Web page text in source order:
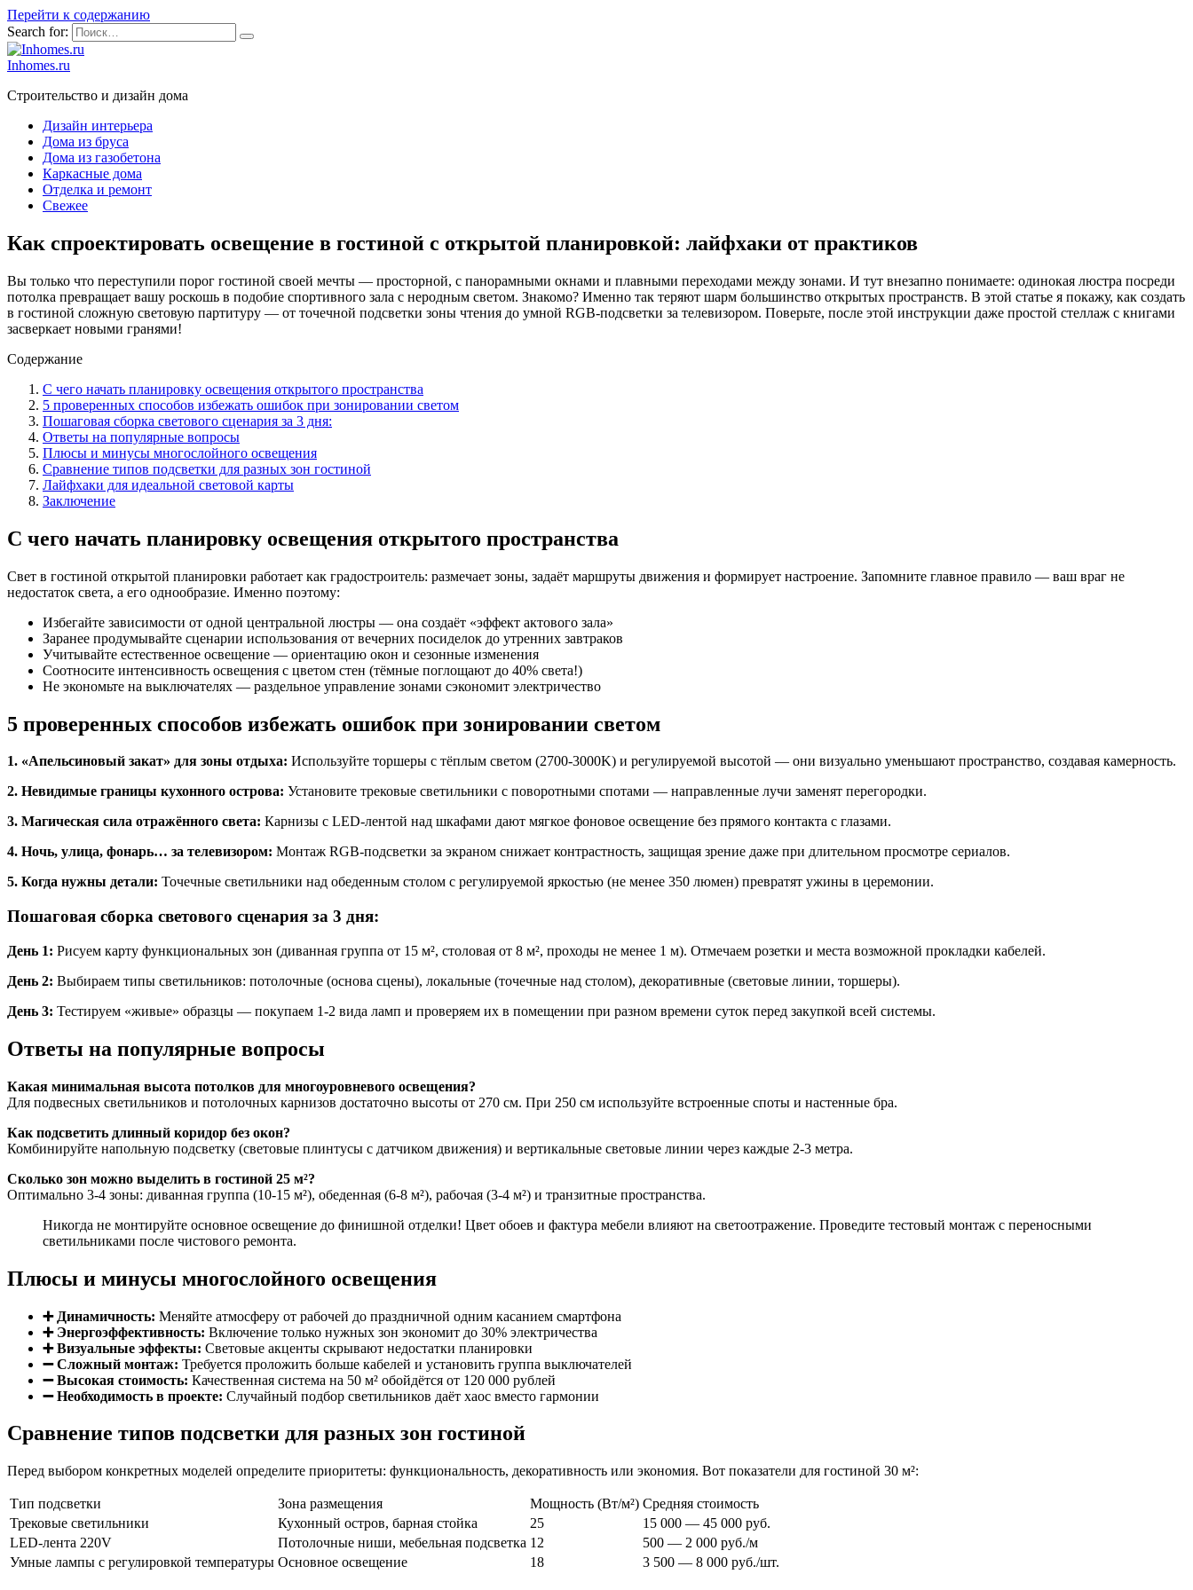
Перейти к содержанию
Search for:
Inhomes.ru
Строительство и дизайн дома
Дизайн интерьера
Дома из бруса
Дома из газобетона
Каркасные дома
Отделка и ремонт
Свежее
Как спроектировать освещение в гостиной с открытой планировкой: лайфхаки от практиков
Вы только что переступили порог гостиной своей мечты — просторной, с панорамными окнами и плавными переходами между зонами. И тут внезапно понимаете: одинокая люстра посреди
потолка превращает вашу роскошь в подобие спортивного зала с неродным светом. Знакомо? Именно так теряют шарм большинство открытых пространств. В этой статье я покажу, как создать
в гостиной сложную световую партитуру — от точечной подсветки зоны чтения до умной RGB-подсветки за телевизором. Поверьте, после этой инструкции даже простой стеллаж с книгами
засверкает новыми гранями!
Содержание
С чего начать планировку освещения открытого пространства
5 проверенных способов избежать ошибок при зонировании светом
Пошаговая сборка светового сценария за 3 дня:
Ответы на популярные вопросы
Плюсы и минусы многослойного освещения
Сравнение типов подсветки для разных зон гостиной
Лайфхаки для идеальной световой карты
Заключение
С чего начать планировку освещения открытого пространства
Свет в гостиной открытой планировки работает как градостроитель: размечает зоны, задаёт маршруты движения и формирует настроение. Запомните главное правило — ваш враг не
недостаток света, а его однообразие. Именно поэтому:
Избегайте зависимости от одной центральной люстры — она создаёт «эффект актового зала»
Заранее продумывайте сценарии использования от вечерних посиделок до утренних завтраков
Учитывайте естественное освещение — ориентацию окон и сезонные изменения
Соотносите интенсивность освещения с цветом стен (тёмные поглощают до 40% света!)
Не экономьте на выключателях — раздельное управление зонами сэкономит электричество
5 проверенных способов избежать ошибок при зонировании светом
1. «Апельсиновый закат» для зоны отдыха: Используйте торшеры с тёплым светом (2700-3000K) и регулируемой высотой — они визуально уменьшают пространство, создавая камерность.
2. Невидимые границы кухонного острова: Установите трековые светильники с поворотными спотами — направленные лучи заменят перегородки.
3. Магическая сила отражённого света: Карнизы с LED-лентой над шкафами дают мягкое фоновое освещение без прямого контакта с глазами.
4. Ночь, улица, фонарь… за телевизором: Монтаж RGB-подсветки за экраном снижает контрастность, защищая зрение даже при длительном просмотре сериалов.
5. Когда нужны детали: Точечные светильники над обеденным столом с регулируемой яркостью (не менее 350 люмен) превратят ужины в церемонии.
Пошаговая сборка светового сценария за 3 дня:
День 1: Рисуем карту функциональных зон (диванная группа от 15 м², столовая от 8 м², проходы не менее 1 м). Отмечаем розетки и места возможной прокладки кабелей.
День 2: Выбираем типы светильников: потолочные (основа сцены), локальные (точечные над столом), декоративные (световые линии, торшеры).
День 3: Тестируем «живые» образцы — покупаем 1-2 вида ламп и проверяем их в помещении при разном времени суток перед закупкой всей системы.
Ответы на популярные вопросы
Какая минимальная высота потолков для многоуровневого освещения?
Для подвесных светильников и потолочных карнизов достаточно высоты от 270 см. При 250 см используйте встроенные споты и настенные бра.
Как подсветить длинный коридор без окон?
Комбинируйте напольную подсветку (световые плинтусы с датчиком движения) и вертикальные световые линии через каждые 2-3 метра.
Сколько зон можно выделить в гостиной 25 м²?
Оптимально 3-4 зоны: диванная группа (10-15 м²), обеденная (6-8 м²), рабочая (3-4 м²) и транзитные пространства.
Никогда не монтируйте основное освещение до финишной отделки! Цвет обоев и фактура мебели влияют на светоотражение. Проведите тестовый монтаж с переносными
светильниками после чистового ремонта.
Плюсы и минусы многослойного освещения
➕ Динамичность: Меняйте атмосферу от рабочей до праздничной одним касанием смартфона
➕ Энергоэффективность: Включение только нужных зон экономит до 30% электричества
➕ Визуальные эффекты: Световые акценты скрывают недостатки планировки
➖ Сложный монтаж: Требуется проложить больше кабелей и установить группа выключателей
➖ Высокая стоимость: Качественная система на 50 м² обойдётся от 120 000 рублей
➖ Необходимость в проекте: Случайный подбор светильников даёт хаос вместо гармонии
Сравнение типов подсветки для разных зон гостиной
Перед выбором конкретных моделей определите приоритеты: функциональность, декоративность или экономия. Вот показатели для гостиной 30 м²:
Тип подсветки Зона размещения Мощность (Вт/м²) Средняя стоимость
Трековые светильники
Кухонный остров, барная стойка 25
15 000 — 45 000 руб.
LED-лента 220V
Потолочные ниши, мебельная подсветка 12
500 — 2 000 руб./м
Умные лампы с регулировкой температуры Основное освещение 18 3 500 — 8 000 руб./шт.